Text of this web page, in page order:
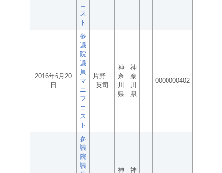
ェ
ス
ト
2016年6月20
日
参
議
院
議
員
マ
ニ
フ
ェ
ス
ト
片野
英司
神
奈
川
県
神
奈
川
県
0000000402
参
議
院
議
神
神